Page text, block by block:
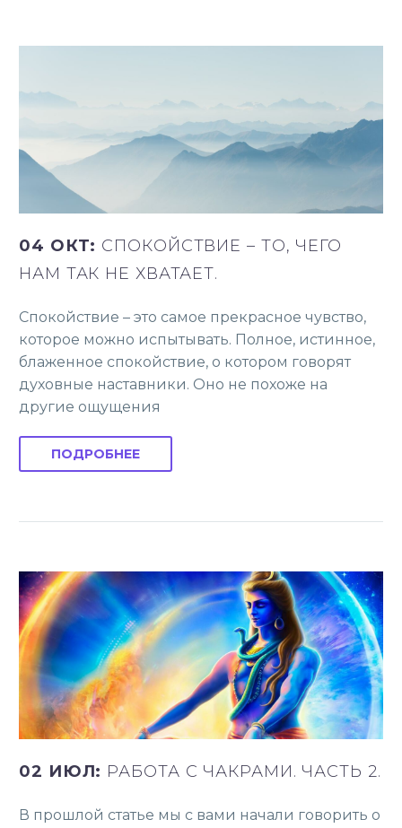
04 ОКТ: СПОКОЙСТВИЕ – ТО, ЧЕГО
НАМ ТАК НЕ ХВАТАЕТ.
Спокойствие – это самое прекрасное чувство,
которое можно испытывать. Полное, истинное,
блаженное спокойствие, о котором говорят
духовные наставники. Оно не похоже на
другие ощущения
ПОДРОБНЕЕ
02 ИЮЛ: РАБОТА С ЧАКРАМИ. ЧАСТЬ 2.
В прошлой статье мы с вами начали говорить о